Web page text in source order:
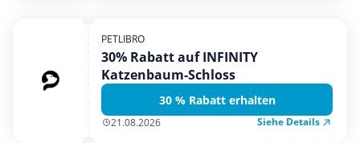
PETLIBRO
30% Rabatt auf INFINITY
Katzenbaum-Schloss
30 % Rabatt erhalten
21.08.2026 Siehe Details